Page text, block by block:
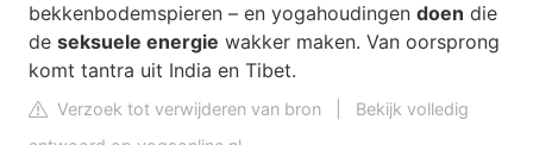
bekkenbodemspieren – en yogahoudingen doen die
de seksuele energie wakker maken. Van oorsprong
komt tantra uit India en Tibet.
Verzoek tot verwijderen van bron
Bekijk volledig